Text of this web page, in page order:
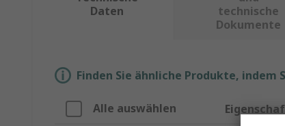
Daten
technische
Dokumente
Finden Sie ähnliche Produkte, indem
Alle auswählen